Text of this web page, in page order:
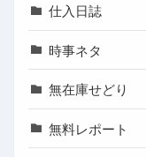
仕入日誌
時事ネタ
無在庫せどり
無料レポート